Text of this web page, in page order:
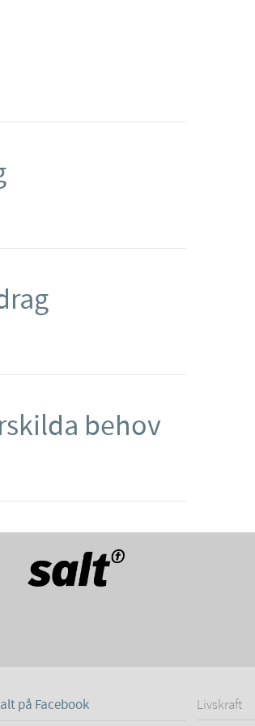
behov
på Facebook Livskraft